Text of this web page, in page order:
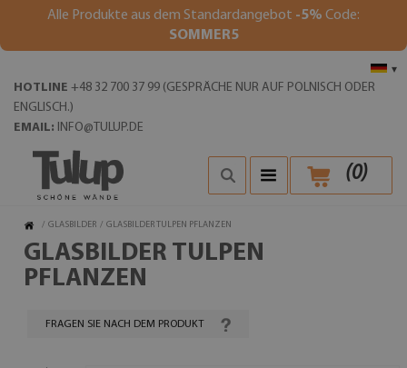
Alle Produkte aus dem Standardangebot -5% Code:
SOMMER5
▾
HOTLINE +48 32 700 37 99 (GESPRÄCHE NUR AUF POLNISCH ODER
ENGLISCH.)
EMAIL: INFO@TULUP.DE
(0)
/ GLASBILDER / GLASBILDER TULPEN PFLANZEN
GLASBILDER TULPEN
PFLANZEN
FRAGEN SIE NACH DEM PRODUKT